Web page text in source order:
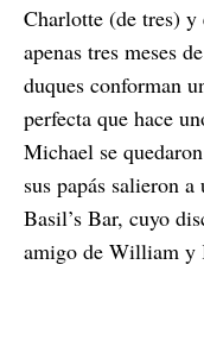
Charlotte (de tres)
apenas tres meses
duques conforman
perfecta que hace
Michael se
sus papás salieron
Basil’s Bar, cuyo
amigo de William y